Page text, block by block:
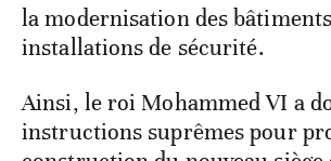
la modernisation des
installations de sécurité.
Ainsi, le roi Mohammed VI a
instructions suprêmes pour